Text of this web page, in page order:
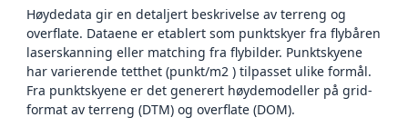
Høydedata gir en detaljert beskrivelse av terreng og
overflate. Dataene er etablert som punktskyer fra flybåren
laserskanning eller matching fra flybilder. Punktskyene
har varierende tetthet (punkt/m2 ) tilpasset ulike formål.
Fra punktskyene er det generert høydemodeller på grid-
format av terreng (DTM) og overflate (DOM).